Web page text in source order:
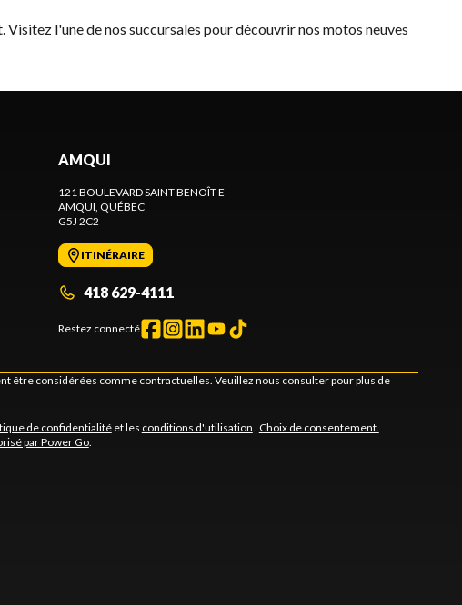
l'une de nos succursales pour découvrir nos motos neuves
AMQUI
121 BOULEVARD SAINT BENOÎT E
AMQUI, QUÉBEC
G5J 2C2
ITINÉRAIRE
418 629-4111
Restez connecté
être considérées comme contractuelles. Veuillez nous consulter pour plus de
de confidentialitéet les conditions d'utilisation. Choix de consentement.
par Power Go.